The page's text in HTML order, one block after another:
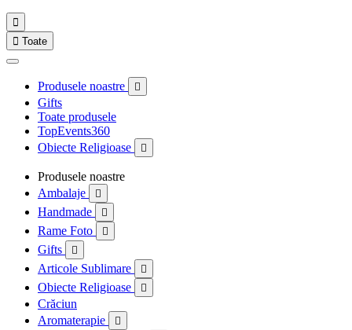

 Toate
Produsele noastre 
Gifts
Toate produsele
TopEvents360
Obiecte Religioase

Produsele noastre
Ambalaje

Handmade 
Rame Foto 
Gifts 
Articole Sublimare 
Obiecte Religioase 
Crăciun
Aromaterapie
